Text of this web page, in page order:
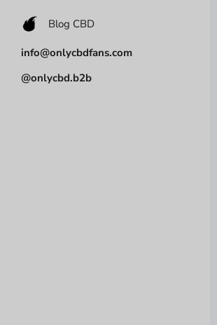
Blog CBD
info@onlycbdfans.com
@onlycbd.b2b